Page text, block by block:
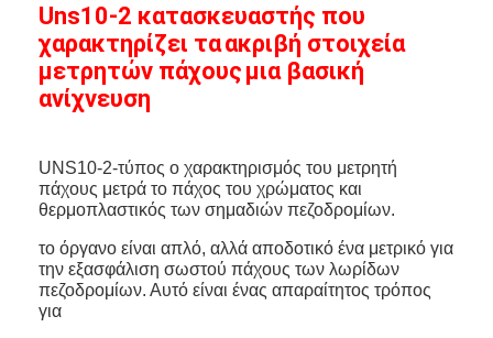
Uns10-2 κατασκευαστής που
χαρακτηρίζει ταακριβή στοιχεία
μετρητών πάχους μια βασική
ανίχνευση
UNS10-2-τύπος ο χαρακτηρισμός του μετρητή
πάχους μετρά το πάχος του χρώματος και
θερμοπλαστικός των σημαδιών πεζοδρομίων.
το όργανο είναι απλό, αλλά αποδοτικό ένα μετρικό για
την εξασφάλιση σωστού πάχους των λωρίδων
πεζοδρομίων. Αυτό είναι ένας απαραίτητος τρόπος
για